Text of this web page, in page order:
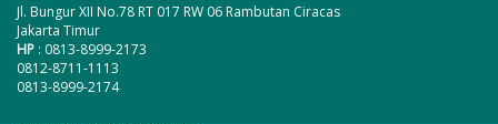
Jl. Bungur XII No.78 RT 017 RW 06 Rambutan Ciracas
Jakarta Timur
HP : 0813-8999-2173
0812-8711-1113
0813-8999-2174